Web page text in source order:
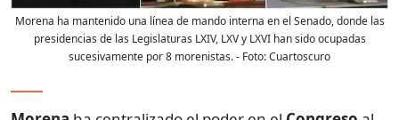
Morena ha mantenido una línea de mando interna en el Senado, donde las
presidencias de las Legislaturas LXIV, LXV y LXVI han sido ocupadas
sucesivamente por 8 morenistas.- Foto:Cuartoscuro